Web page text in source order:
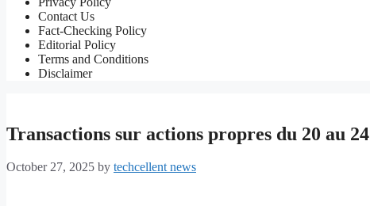
Contact Us
Fact-Checking Policy
Editorial Policy
Terms and Conditions
Disclaimer
Transactions sur actions propres du 20 au 24
October 27, 2025 by techcellent news